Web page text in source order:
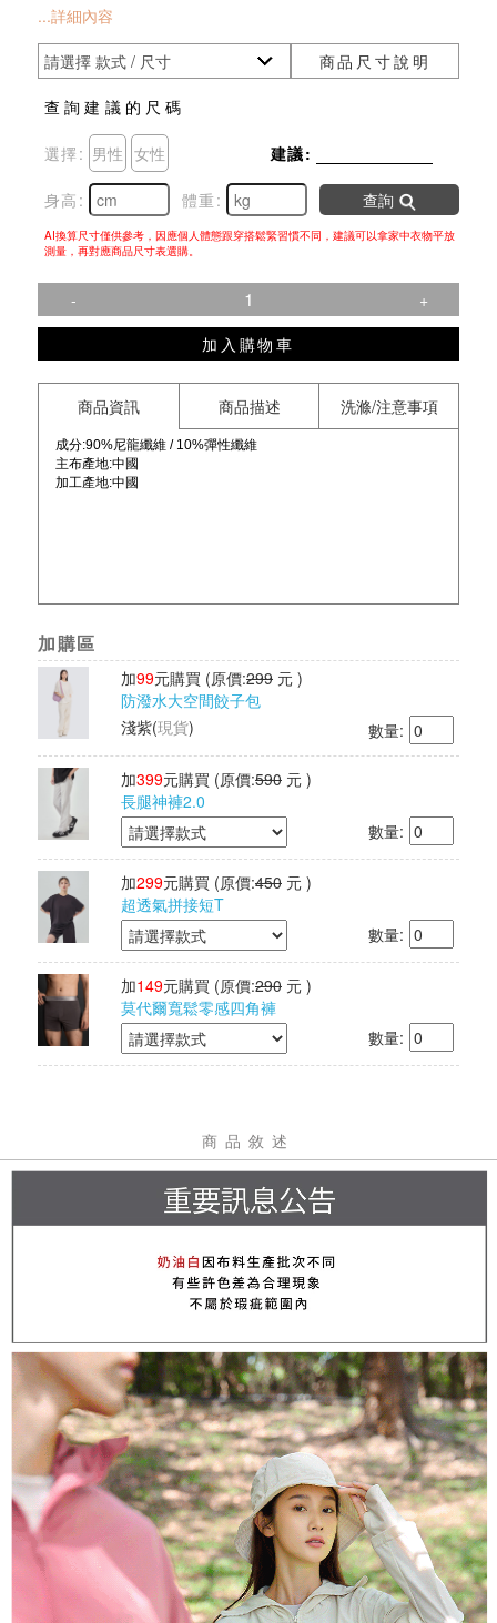
...詳細內容
商品尺寸說明
查詢建議的尺碼
選擇: 男性 女性 建議:
身高: 體重: 查詢
AI換算尺寸僅供參考，因應個人體態跟穿搭鬆緊習慣不同，建議可以拿家中衣物平放
測量，再對應商品尺寸表選購。
-
+
加入購物車
商品資訊 商品描述 洗滌/注意事項
成分:90%尼龍纖維 / 10%彈性纖維
主布產地:中國
加工產地:中國
加購區
加99元購買 (原價:299 元 )
防潑水大空間餃子包
淺紫(現貨) 數量:
加399元購買 (原價:590 元 )
長腿神褲2.0
數量:
加299元購買 (原價:450 元 )
超透氣拼接短T
數量:
加149元購買 (原價:290 元 )
莫代爾寬鬆零感四角褲
數量:
商品敘述